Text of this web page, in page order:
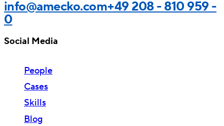
info@amecko.com+49 208 - 810 959 -
0
Social Media
People
Cases
Skills
Blog